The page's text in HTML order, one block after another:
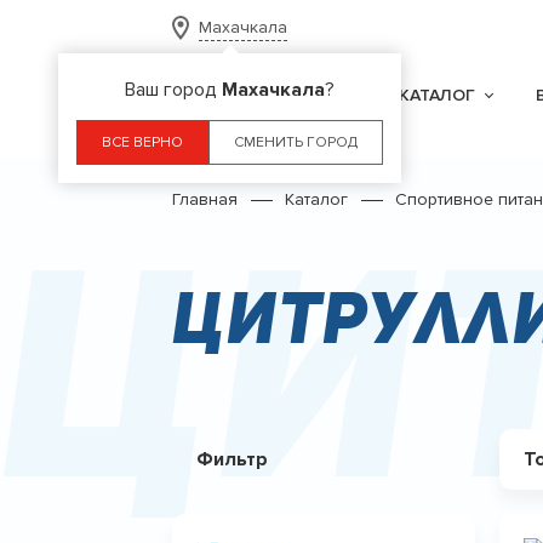
Махачкала
Ваш город Махачкала?
ВСЕ ВЕРНО СМЕНИТЬ ГОРОД
КАТАЛОГ
Главная Каталог Спортивное
Фильтр